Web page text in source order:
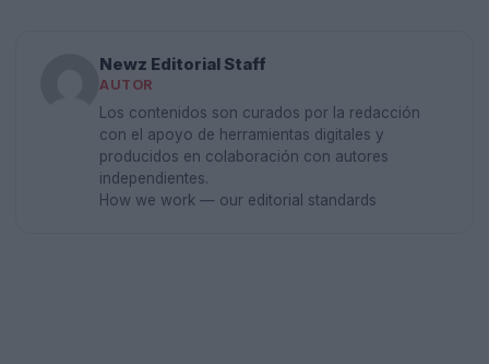
Newz Editorial Staff
AUTOR
Los contenidos son curados por la redacción
con el apoyo de herramientas digitales y
producidos en colaboración con autores
independientes.
How we work — our editorial standards